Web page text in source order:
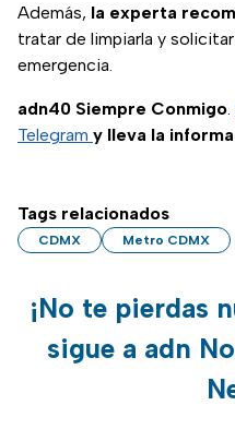
Además, la experta
tratar de limpiarla y
emergencia.
adn40 Siempre Conmigo.
Telegram y lleva la
Tags relacionados
CDMX Metro CDMX
¡No te pierdas
sigue a adn